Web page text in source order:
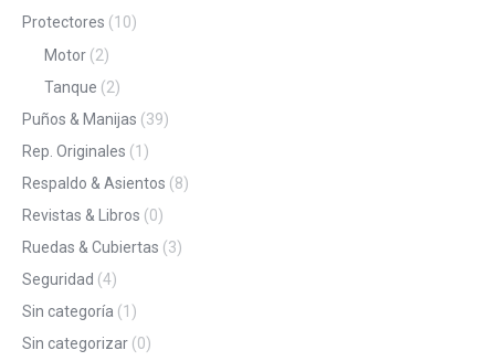
Protectores (10)
Motor (2)
Tanque (2)
Puños & Manijas (39)
Rep. Originales (1)
Respaldo & Asientos (8)
Revistas & Libros (0)
Ruedas & Cubiertas (3)
Seguridad (4)
Sin categoría (1)
Sin categorizar (0)